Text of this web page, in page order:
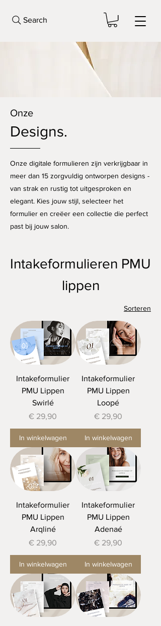
Search
Onze
Designs.
Onze digitale formulieren zijn verkrijgbaar in
meer dan 15 zorgvuldig ontworpen designs -
van strak en rustig tot uitgesproken en
elegant. Kies jouw stijl, selecteer het
formulier en creëer een collectie die perfect
past bij jouw salon.
Intakeformulieren PMU
lippen
Sorteren
Intakeformulier
PMU Lippen
Swirlé
Prijs
€ 29,90
In winkelwagen
Intakeformulier
PMU Lippen
Loopé
Prijs
€ 29,90
In winkelwagen
Intakeformulier
PMU Lippen
Arqliné
Prijs
€ 29,90
In winkelwagen
Intakeformulier
PMU Lippen
Adenaé
Prijs
€ 29,90
In winkelwagen